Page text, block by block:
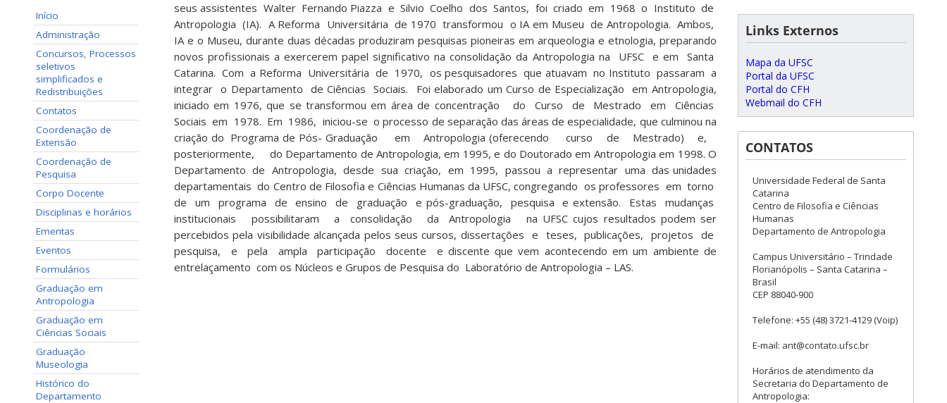
Início
Administração
Concursos, Processos
seletivos
simplificados e
Redistribuições
Contatos
Coordenação de
Extensão
Coordenação de
Pesquisa
Corpo Docente
Disciplinas e horários
Ementas
Eventos
Formulários
Graduação em
Antropologia
Graduação em
Ciências Sociais
Graduação
Museologia
Histórico do
Departamento
seus assistentes Walter Fernando Piazza e Silvio Coelho dos Santos, foi criado em 1968 o Instituto de
Antropologia (IA). A Reforma Universitária de 1970 transformou o IA em Museu de Antropologia. Ambos,
IA e o Museu, durante duas décadas produziram pesquisas pioneiras em arqueologia e etnologia, preparando
novos profissionais a exercerem papel significativo na consolidação da Antropologia na UFSC e em Santa
Catarina. Com a Reforma Universitária de 1970, os pesquisadores que atuavam no Instituto passaram a
integrar o Departamento de Ciências Sociais. Foi elaborado um Curso de Especialização em Antropologia,
iniciado em 1976, que se transformou em área de concentração do Curso de Mestrado em Ciências
Sociais em 1978. Em 1986, iniciou-se o processo de separação das áreas de especialidade, que culminou na
criação do Programa de Pós- Graduação em Antropologia (oferecendo curso de Mestrado) e,
posteriormente, do Departamento de Antropologia, em 1995, e do Doutorado em Antropologia em 1998. O
Departamento de Antropologia, desde sua criação, em 1995, passou a representar uma das unidades
departamentais do Centro de Filosofia e Ciências Humanas da UFSC, congregando os professores em torno
de um programa de ensino de graduação e pós-graduação, pesquisa e extensão. Estas mudanças
institucionais possibilitaram a consolidação da Antropologia na UFSC cujos resultados podem ser
percebidos pela visibilidade alcançada pelos seus cursos, dissertações e teses, publicações, projetos de
pesquisa, e pela ampla participação docente e discente que vem acontecendo em um ambiente de
entrelaçamento com os Núcleos e Grupos de Pesquisa do Laboratório de Antropologia – LAS.
Links Externos
Mapa da UFSC
Portal da UFSC
Portal do CFH
Webmail do CFH
CONTATOS
Universidade Federal de Santa
Catarina
Centro de Filosofia e Ciências
Humanas
Departamento de Antropologia
Campus Universitário – Trindade
Florianópolis – Santa Catarina –
Brasil
CEP 88040-900
Telefone: +55 (48) 3721-4129 (Voip)
E-mail: ant@contato.ufsc.br
Horários de atendimento da
Secretaria do Departamento de
Antropologia: